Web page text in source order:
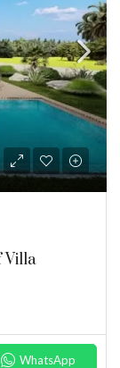
Villa
WhatsApp